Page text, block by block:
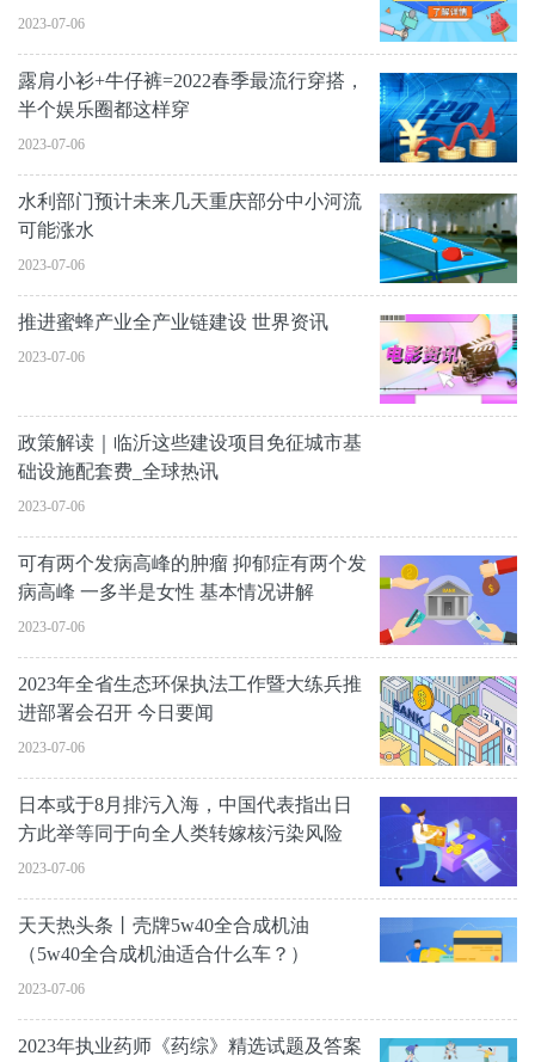
2023-07-06
露肩小衫+牛仔裤=2022春季最流行穿搭，
半个娱乐圈都这样穿
2023-07-06
水利部门预计未来几天重庆部分中小河流
可能涨水
2023-07-06
推进蜜蜂产业全产业链建设 世界资讯
2023-07-06
政策解读｜临沂这些建设项目免征城市基
础设施配套费_全球热讯
2023-07-06
可有两个发病高峰的肿瘤 抑郁症有两个发
病高峰 一多半是女性 基本情况讲解
2023-07-06
2023年全省生态环保执法工作暨大练兵推
进部署会召开 今日要闻
2023-07-06
日本或于8月排污入海，中国代表指出日
方此举等同于向全人类转嫁核污染风险
2023-07-06
天天热头条丨壳牌5w40全合成机油
（5w40全合成机油适合什么车？）
2023-07-06
2023年执业药师《药综》精选试题及答案